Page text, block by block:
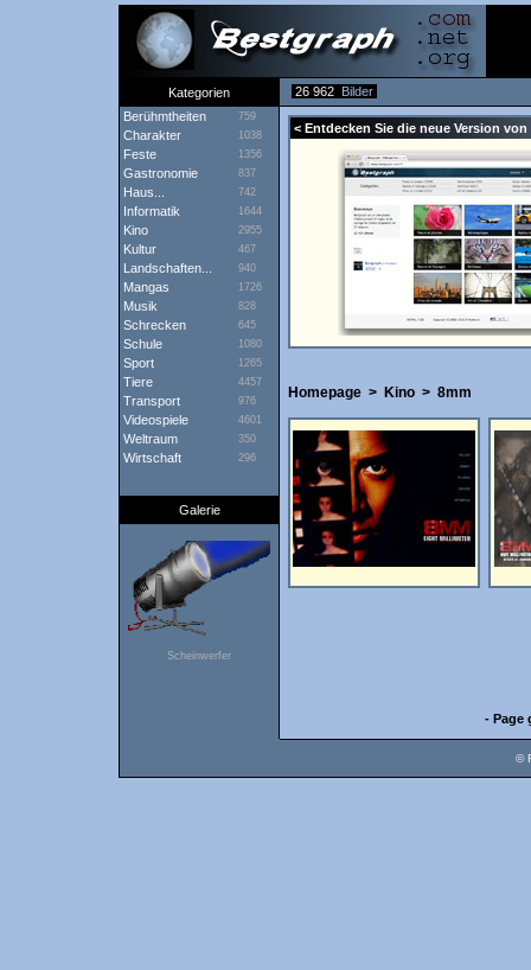
Kategorien 26 962 Bilder
Berühmtheiten
759
Charakter 1038
Feste 1356
Gastronomie 837
Haus... 742
Informatik 1644
Kino 2955
Kultur 467
Landschaften... 940
Mangas 1726
Musik 828
Schrecken 645
Schule 1080
Sport 1265
Tiere 4457
Transport 976
Videospiele 4601
Weltraum 350
Wirtschaft 296
Galerie
Scheinwerfer
< Entdecken Sie die neue Version
Homepage > Kino > 8mm
- Page
©